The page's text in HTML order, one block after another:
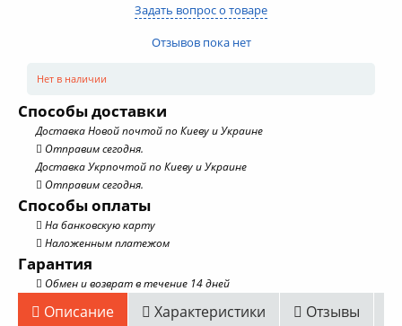
Задать вопрос о товаре
Отзывов пока нет
Нет в наличии
Способы доставки
Доставка Новой почтой по Киеву и Украине
Отправим сегодня.
Доставка Укрпочтой по Киеву и Украине
Отправим сегодня.
Способы оплаты
На банковскую карту
Наложенным платежом
Гарантия
Обмен и возврат в течение 14 дней
Описание Характеристики
Отзывы